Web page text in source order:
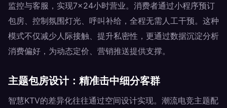
监控与客服，实现7×24小时营业。消费者通过小程序预订
包房、控制氛围灯光、呼叫补给，全程无需人工干预。这种
模式不仅减少人际接触、提升私密性，更通过数据沉淀分析
消费偏好，为动态定价、营销推送提供支撑。
主题包房设计：精准击中细分客群
智慧KTV的差异化往往通过空间设计实现。潮流电竞主题配